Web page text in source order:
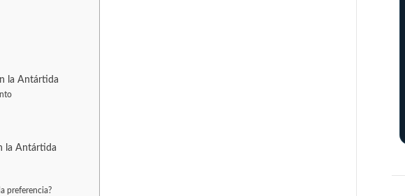
la Antártida
la Antártida
preferencia?